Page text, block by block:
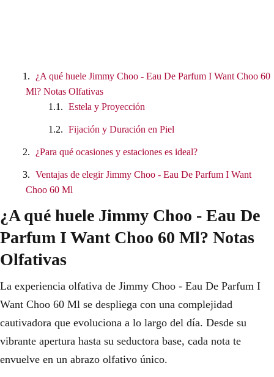
¿A qué huele Jimmy Choo - Eau De Parfum I Want Choo 60
Ml? Notas Olfativas
Estela y Proyección
Fijación y Duración en Piel
¿Para qué ocasiones y estaciones es ideal?
Ventajas de elegir Jimmy Choo - Eau De Parfum I Want
Choo 60 Ml
¿A qué huele Jimmy Choo - Eau De
Parfum I Want Choo 60 Ml? Notas
Olfativas
La experiencia olfativa de Jimmy Choo - Eau De Parfum I
Want Choo 60 Ml se despliega con una complejidad
cautivadora que evoluciona a lo largo del día. Desde su
vibrante apertura hasta su seductora base, cada nota te
envuelve en un abrazo olfativo único.